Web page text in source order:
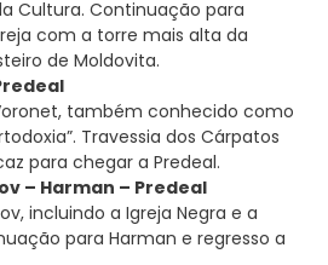
Cultura. Continuação para
com a torre mais alta da
de Moldovita.
também conhecido como
Travessia dos Cárpatos
para chegar a Predeal.
– Harman – Predeal
incluindo a Igreja Negra e a
para Harman e regresso a